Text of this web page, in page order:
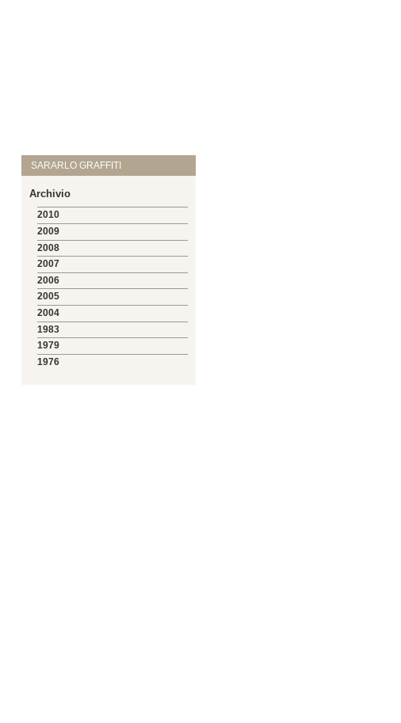
SARARLO GRAFFITI
Archivio
2010
2009
2008
2007
2006
2005
2004
1983
1979
1976